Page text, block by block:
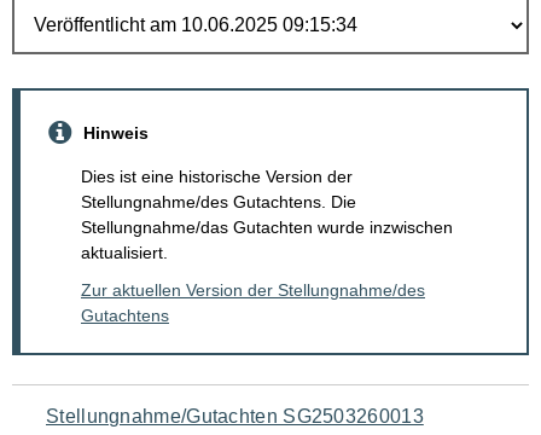
Hinweis
Dies ist eine historische Version der
Stellungnahme/des Gutachtens. Die
Stellungnahme/das Gutachten wurde inzwischen
aktualisiert.
Zur aktuellen Version der Stellungnahme/des
Gutachtens
Navigation
Stellungnahme/Gutachten SG2503260013